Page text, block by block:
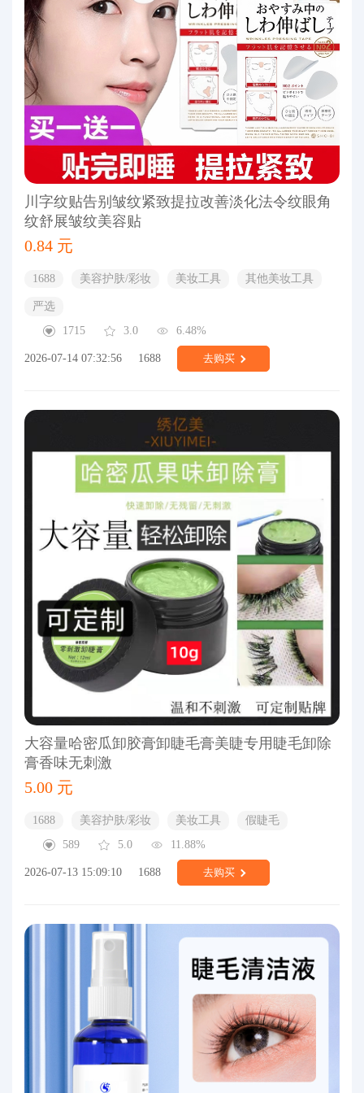
川字纹贴告别皱纹紧致提拉改善淡化法令纹眼角
纹舒展皱纹美容贴
0.84 元
1688 美容护肤/彩妆 美妆工具 其他美妆工具
严选
1715
3.0 6.48%
2026-07-14 07:32:56 1688 去购买
大容量哈密瓜卸胶膏卸睫毛膏美睫专用睫毛卸除
膏香味无刺激
5.00 元
1688 美容护肤/彩妆 美妆工具
假睫毛
589
5.0 11.88%
2026-07-13 15:09:10 1688 去购买